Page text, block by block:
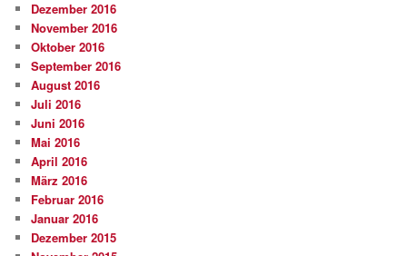
Dezember 2016
November 2016
Oktober 2016
September 2016
August 2016
Juli 2016
Juni 2016
Mai 2016
April 2016
März 2016
Februar 2016
Januar 2016
Dezember 2015